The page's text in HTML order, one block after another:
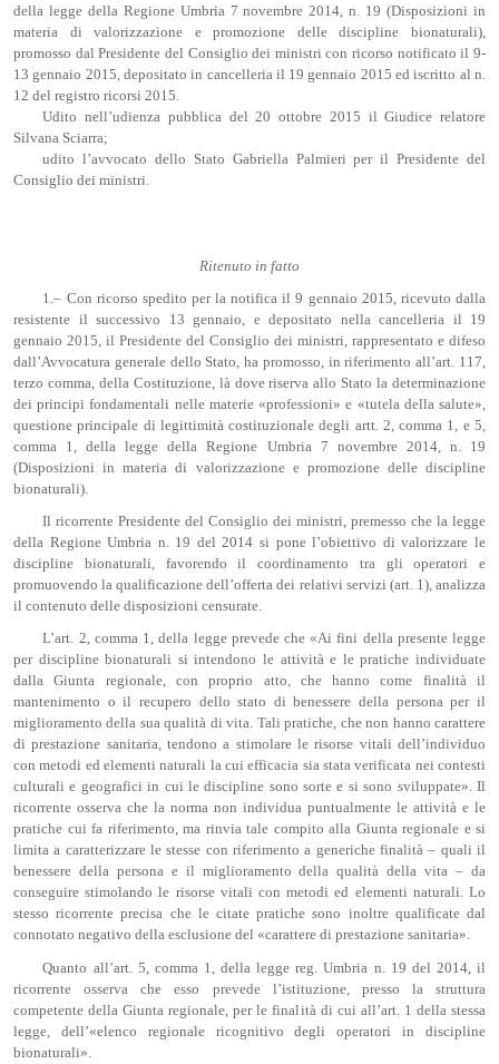
della legge della Regione Umbria 7 novembre 2014, n. 19 (Disposizioni in
materia di valorizzazione e promozione delle discipline bionaturali),
promosso dal Presidente del Consiglio dei ministri con ricorso notificato il 9-
13 gennaio 2015, depositato in cancelleria il 19 gennaio 2015 ed iscritto al n.
12 del registro ricorsi 2015.
Udito nell’udienza pubblica del 20 ottobre 2015 il Giudice relatore
Silvana Sciarra;
udito l’avvocato dello Stato Gabriella Palmieri per il Presidente del
Consiglio dei ministri.
Ritenuto in fatto
1.– Con ricorso spedito per la notifica il 9 gennaio 2015, ricevuto dalla
resistente il successivo 13 gennaio, e depositato nella cancelleria il 19
gennaio 2015, il Presidente del Consiglio dei ministri, rappresentato e difeso
dall’Avvocatura generale dello Stato, ha promosso, in riferimento all’art. 117,
terzo comma, della Costituzione, là dove riserva allo Stato la determinazione
dei principi fondamentali nelle materie «professioni» e «tutela della salute»,
questione principale di legittimità costituzionale degli artt. 2, comma 1, e 5,
comma 1, della legge della Regione Umbria 7 novembre 2014, n. 19
(Disposizioni in materia di valorizzazione e promozione delle discipline
bionaturali).
Il ricorrente Presidente del Consiglio dei ministri, premesso che la legge
della Regione Umbria n. 19 del 2014 si pone l’obiettivo di valorizzare le
discipline bionaturali, favorendo il coordinamento tra gli operatori e
promuovendo la qualificazione dell’offerta dei relativi servizi (art. 1), analizza
il contenuto delle disposizioni censurate.
L’art. 2, comma 1, della legge prevede che «Ai fini della presente legge
per discipline bionaturali si intendono le attività e le pratiche individuate
dalla Giunta regionale, con proprio atto, che hanno come finalità il
mantenimento o il recupero dello stato di benessere della persona per il
miglioramento della sua qualità di vita. Tali pratiche, che non hanno carattere
di prestazione sanitaria, tendono a stimolare le risorse vitali dell’individuo
con metodi ed elementi naturali la cui efficacia sia stata verificata nei contesti
culturali e geografici in cui le discipline sono sorte e si sono sviluppate». Il
ricorrente osserva che la norma non individua puntualmente le attività e le
pratiche cui fa riferimento, ma rinvia tale compito alla Giunta regionale e si
limita a caratterizzare le stesse con riferimento a generiche finalità – quali il
benessere della persona e il miglioramento della qualità della vita – da
conseguire stimolando le risorse vitali con metodi ed elementi naturali. Lo
stesso ricorrente precisa che le citate pratiche sono inoltre qualificate dal
connotato negativo della esclusione del «carattere di prestazione sanitaria».
Quanto all’art. 5, comma 1, della legge reg. Umbria n. 19 del 2014, il
ricorrente osserva che esso prevede l’istituzione, presso la struttura
competente della Giunta regionale, per le finalità di cui all’art. 1 della stessa
legge, dell’«elenco regionale ricognitivo degli operatori in discipline
bionaturali».